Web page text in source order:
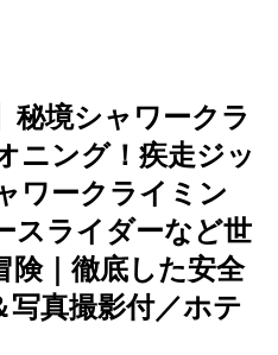
秘境シャワークラ
ニング！疾走ジッ
ワークライミン
スライダーなど世
険｜徹底した安全
写真撮影付／ホテ